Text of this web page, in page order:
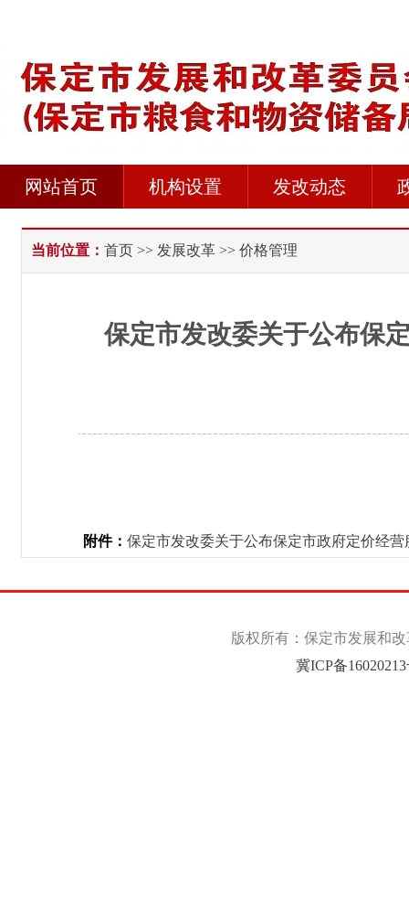
网站首页 机构设置 发改动态
当前位置： 首页 >> 发展改革 >> 价格管理
保定市发改委关于公布保
附件：保定市发改委关于公布保定市政府定价经
版权所有：保定市发展和
冀ICP备